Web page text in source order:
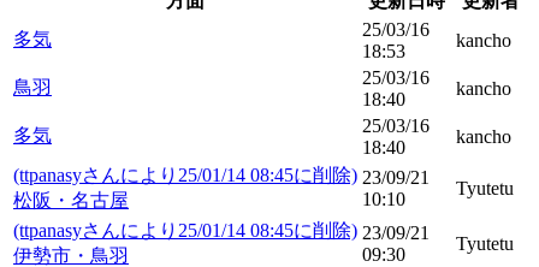
多気
25/03/16
18:53
kancho
鳥羽
25/03/16
18:40
kancho
多気
25/03/16
18:40
kancho
(ttpanasyさんにより25/01/14 08:45に削除)
松阪・名古屋
23/09/21
10:10
Tyutetu
(ttpanasyさんにより25/01/14 08:45に削除)
伊勢市・鳥羽
23/09/21
09:30
Tyutetu